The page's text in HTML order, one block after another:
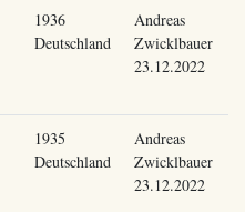
1936
Deutschland
Andreas
Zwicklbauer
23.12.2022
1935
Deutschland
Andreas
Zwicklbauer
23.12.2022